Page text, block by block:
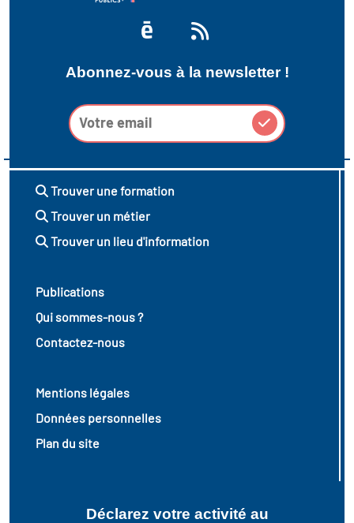
Abonnez-vous à la newsletter !
Trouver une formation
Trouver un métier
Trouver un lieu d'information
Publications
Qui sommes-nous ?
Contactez-nous
Mentions légales
Données personnelles
Plan du site
Déclarez votre activité au